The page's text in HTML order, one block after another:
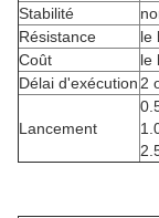
Stabilité
Résistance
le
Coût
le
Délai d'exécution 2
Lancement